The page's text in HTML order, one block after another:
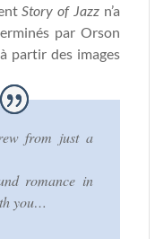
Story of Jazz n’a
par Orson
partir des images
from just a
romance in
you…